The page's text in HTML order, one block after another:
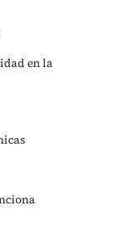
en la